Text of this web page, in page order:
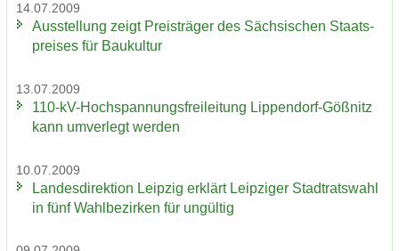
14.07.2009
Aus­stel­lung zeigt Preis­trä­ger des Säch­si­schen Staats­
prei­ses für Bau­kul­tur
13.07.2009
110-​kV-Hochspannungsfreileitung Lippendorf-​Gößnitz
kann um­ver­legt wer­den
10.07.2009
Lan­des­di­rek­ti­on Leip­zig er­klärt Leip­zi­ger Stadt­rats­wahl
in fünf Wahl­be­zir­ken für un­gül­tig